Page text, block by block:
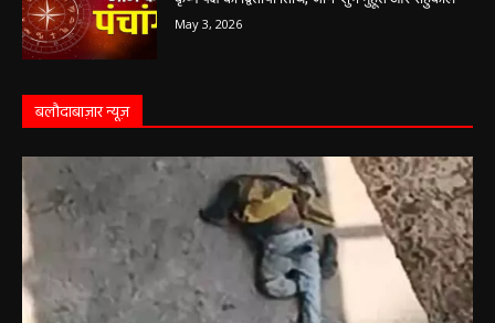
May 3, 2026
बलौदाबाज़ार न्यूज़